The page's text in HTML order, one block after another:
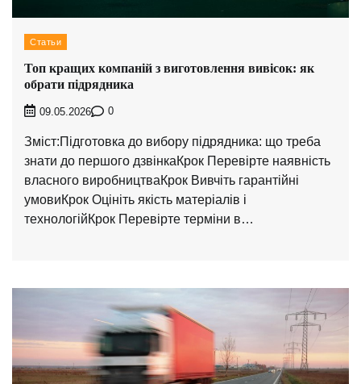
Статьи
Топ кращих компаній з виготовлення вивісок: як
обрати підрядника
09.05.2026 0
Зміст:Підготовка до вибору підрядника: що треба
знати до першого дзвінкаКрок Перевірте наявність
власного виробництваКрок Вивчіть гарантійні
умовиКрок Оцініть якість матеріалів і
технологійКрок Перевірте терміни в…